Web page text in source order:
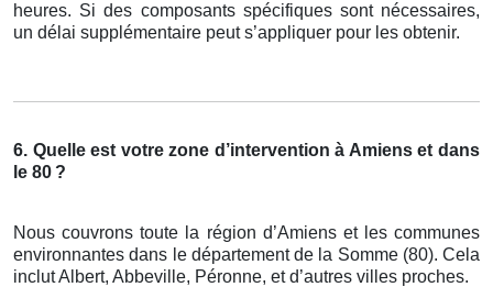
heures. Si des composants spécifiques sont nécessaires,
un délai supplémentaire peut s’appliquer pour les obtenir.
6. Quelle est votre zone d’intervention à Amiens et dans
le 80 ?
Nous couvrons toute la région d’Amiens et les communes
environnantes dans le département de la Somme (80). Cela
inclut Albert, Abbeville, Péronne, et d’autres villes proches.